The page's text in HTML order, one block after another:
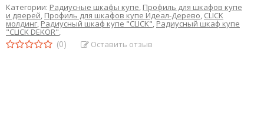
Категории: Радиусные шкафы купе, Профиль для шкафов купе
и дверей, Профиль для шкафов купе Идеал-Дерево, CLICK
молдинг, Радиусный шкаф купе "CLICK", Радиусный шкаф купе
"CLICK DEKOR",
(0) Оставить отзыв